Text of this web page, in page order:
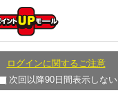
ログインに関するご注意
次回以降90日間表示しない